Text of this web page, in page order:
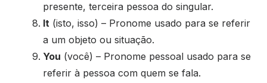
presente, terceira pessoa do singular.
It (isto, isso) – Pronome usado para se referir
a um objeto ou situação.
You (você) – Pronome pessoal usado para se
referir à pessoa com quem se fala.